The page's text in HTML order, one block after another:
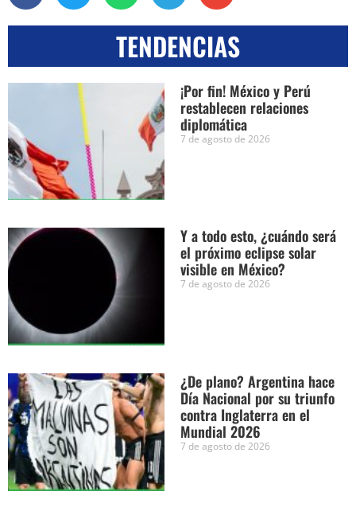
TENDENCIAS
¡Por fin! México y Perú
restablecen relaciones
diplomática
7 de agosto de 2026
Y a todo esto, ¿cuándo será
el próximo eclipse solar
visible en México?
7 de agosto de 2026
¿De plano? Argentina hace
Día Nacional por su triunfo
contra Inglaterra en el
Mundial 2026
7 de agosto de 2026